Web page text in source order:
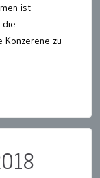
ist
die
Konzerene zu